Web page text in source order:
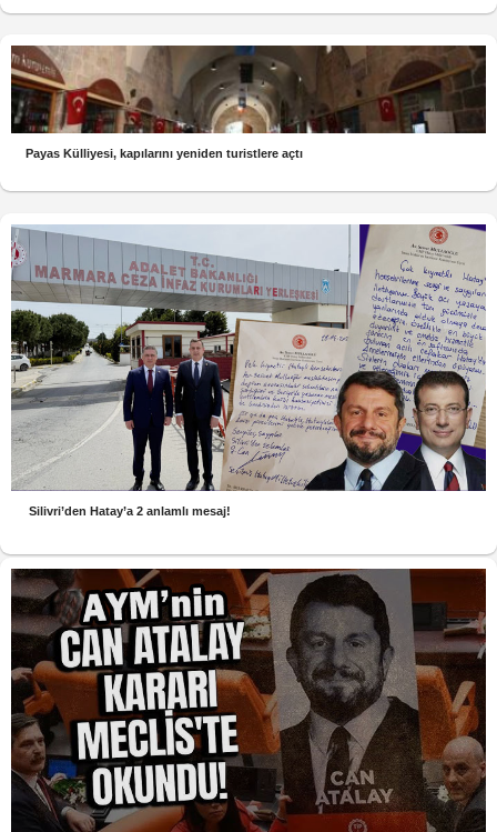
Payas Külliyesi, kapılarını yeniden turistlere açtı
Silivri’den Hatay’a 2 anlamlı mesaj!